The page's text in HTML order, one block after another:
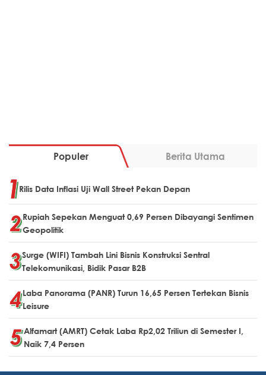
Populer Berita Utama
Rilis Data Inflasi Uji Wall Street Pekan Depan
Rupiah Sepekan Menguat 0,69 Persen Dibayangi Sentimen
Geopolitik
Surge (WIFI) Tambah Lini Bisnis Konstruksi Sentral
Telekomunikasi, Bidik Pasar B2B
Laba Panorama (PANR) Turun 16,65 Persen Tertekan Bisnis
Leisure
Alfamart (AMRT) Cetak Laba Rp2,02 Triliun di Semester I,
Naik 7,4 Persen